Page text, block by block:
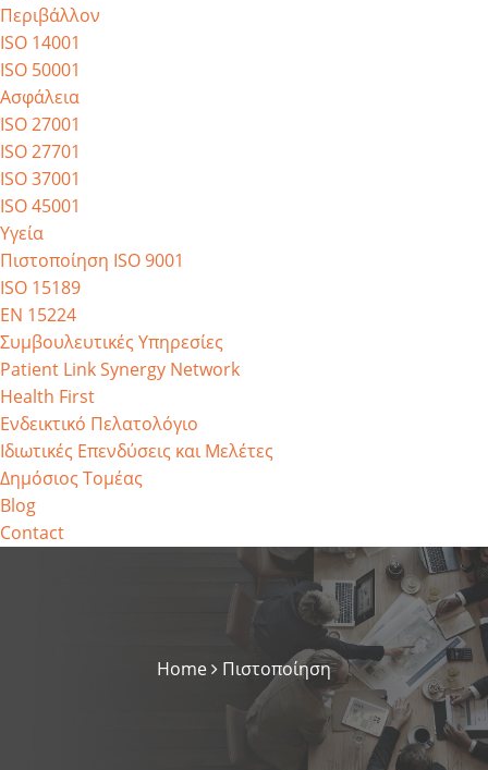
Περιβάλλον
ISO 14001
ISO 50001
Ασφάλεια
ISO 27001
ISO 27701
ISO 37001
ISO 45001
Υγεία
Πιστοποίηση ISO 9001
ISO 15189
EN 15224
Συμβουλευτικές Υπηρεσίες
Patient Link Synergy Network
Health First
Ενδεικτικό Πελατολόγιο
Ιδιωτικές Επενδύσεις και Μελέτες
Δημόσιος Τομέας
Blog
Contact
Home Πιστοποίηση